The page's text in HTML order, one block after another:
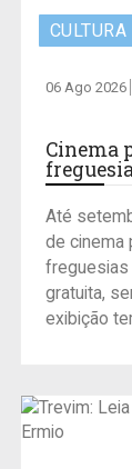
CULTURA
06 Ago 2026
Cinema
Até
de cinema
freguesias
gratuita,
exibição